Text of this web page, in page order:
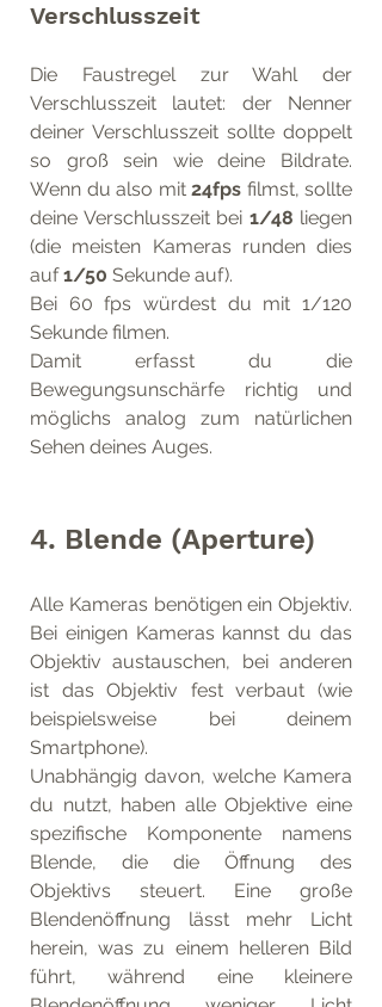
Verschlusszeit
Die Faustregel zur Wahl der
Verschlusszeit lautet: der Nenner
deiner Verschlusszeit sollte doppelt
so groß sein wie deine Bildrate.
Wenn du also mit 24fps filmst, sollte
deine Verschlusszeit bei 1/48 liegen
(die meisten Kameras runden dies
auf 1/50 Sekunde auf).
Bei 60 fps würdest du mit 1/120
Sekunde filmen.
Damit erfasst du die
Bewegungsunschärfe richtig und
möglichs analog zum natürlichen
Sehen deines Auges.
4. Blende (Aperture)
Alle Kameras benötigen ein Objektiv.
Bei einigen Kameras kannst du das
Objektiv austauschen, bei anderen
ist das Objektiv fest verbaut (wie
beispielsweise bei deinem
Smartphone).
Unabhängig davon, welche Kamera
du nutzt, haben alle Objektive eine
spezifische Komponente namens
Blende, die die Öffnung des
Objektivs steuert. Eine große
Blendenöffnung lässt mehr Licht
herein, was zu einem helleren Bild
führt, während eine kleinere